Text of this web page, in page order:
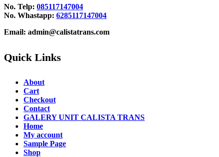
No. Telp: 085117147004
No. Whastapp: 6285117147004
Email: admin@calistatrans.com
Quick Links
About
Cart
Checkout
Contact
GALERY UNIT CALISTA TRANS
Home
My account
Sample Page
Shop